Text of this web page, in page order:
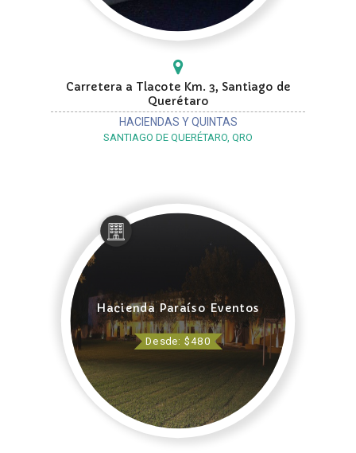
Carretera a Tlacote Km. 3, Santiago de
Querétaro
HACIENDAS Y QUINTAS
SANTIAGO DE QUERÉTARO, QRO
Hacienda Paraíso Eventos
Desde: $480